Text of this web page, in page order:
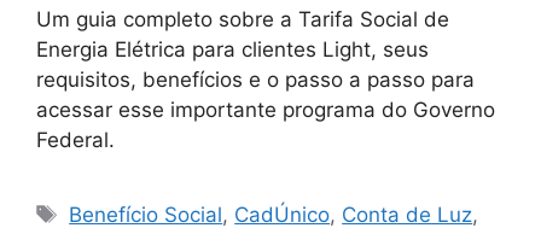
Um guia completo sobre a Tarifa Social de
Energia Elétrica para clientes Light, seus
requisitos, benefícios e o passo a passo para
acessar esse importante programa do Governo
Federal.
Tags
Benefício Social, CadÚnico, Conta de Luz,